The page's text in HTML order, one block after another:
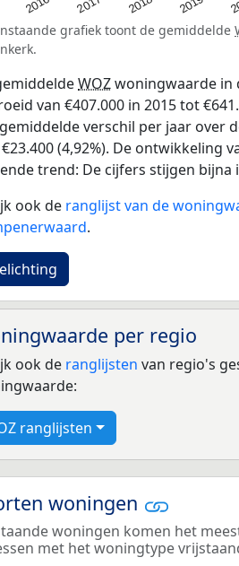
grafiek toont de gemiddelde
WOZwoningwaarde in
van €407.000 in 2015 tot
verschil per jaar over
(4,92%). De ontwikkeling
trend: De cijfers stijgen bijna
ook de ranglijst van de
.
per regio
ook de ranglijsten van regio's
ranglijsten
woningen
woningen komen het
met het woningtype